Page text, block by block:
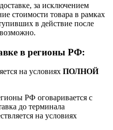
за исключением
стоимости товара в рамках
в действие после
в регионы РФ:
на условиях ПОЛНОЙ
РФ оговаривается с
до терминала
на условиях